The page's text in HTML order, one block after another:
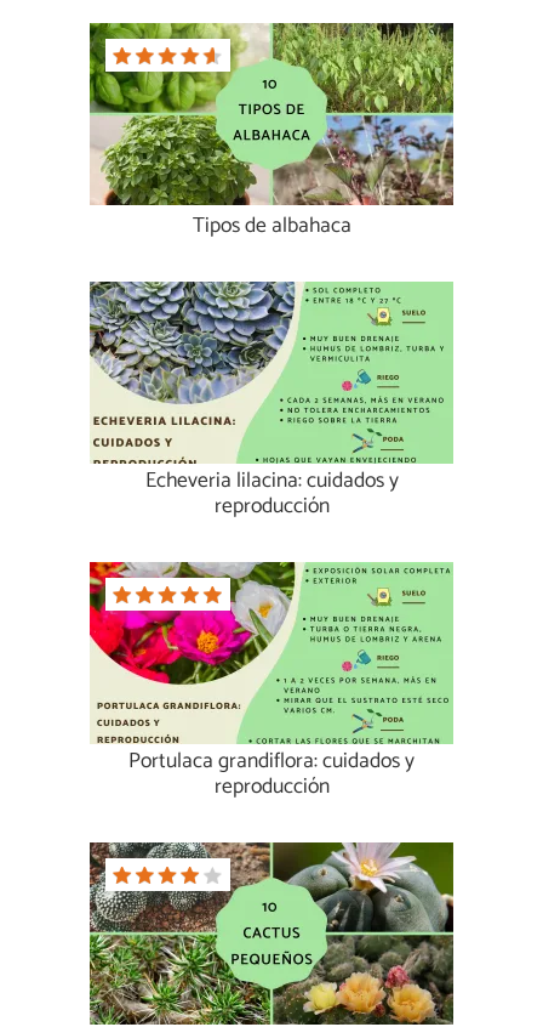
Tipos de albahaca
Echeveria lilacina: cuidados y
reproducción
Portulaca grandiflora: cuidados y
reproducción